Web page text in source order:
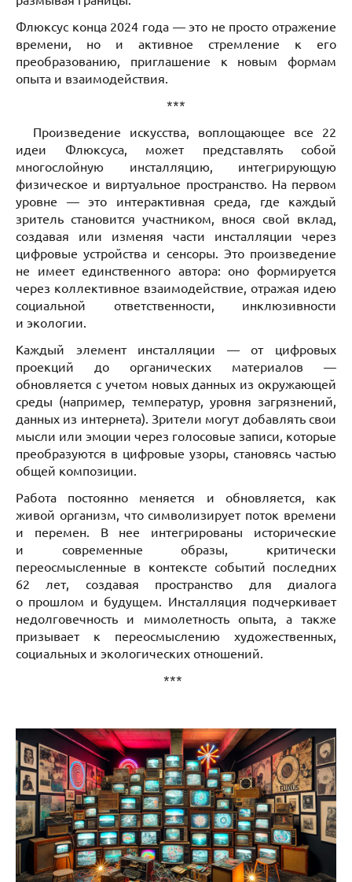
Флюксус конца 2024 года — это не просто отражение
времени, но и активное стремление к его
преобразованию, приглашение к новым формам
опыта и взаимодействия.
***
Произведение искусства, воплощающее все 22
идеи Флюксуса, может представлять собой
многослойную инсталляцию, интегрирующую
физическое и виртуальное пространство. На первом
уровне — это интерактивная среда, где каждый
зритель становится участником, внося свой вклад,
создавая или изменяя части инсталляции через
цифровые устройства и сенсоры. Это произведение
не имеет единственного автора: оно формируется
через коллективное взаимодействие, отражая идею
социальной ответственности, инклюзивности
и экологии.
Каждый элемент инсталляции — от цифровых
проекций до органических материалов —
обновляется с учетом новых данных из окружающей
среды (например, температур, уровня загрязнений,
данных из интернета). Зрители могут добавлять свои
мысли или эмоции через голосовые записи, которые
преобразуются в цифровые узоры, становясь частью
общей композиции.
Работа постоянно меняется и обновляется, как
живой организм, что символизирует поток времени
и перемен. В нее интегрированы исторические
и современные образы, критически
переосмысленные в контексте событий последних
62 лет, создавая пространство для диалога
о прошлом и будущем. Инсталляция подчеркивает
недолговечность и мимолетность опыта, а также
призывает к переосмыслению художественных,
социальных и экологических отношений.
***